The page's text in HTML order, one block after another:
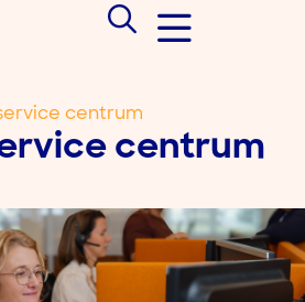
centrum
centrum